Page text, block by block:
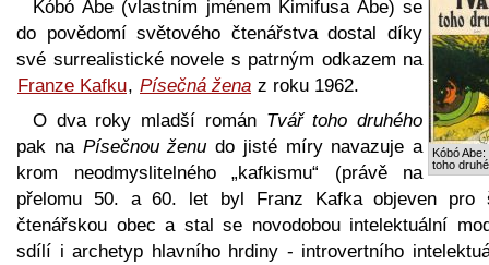
Kóbó
toho
Kóbó Abe (vlastním jménem Kimifusa Abe) se
do povědomí světového čtenářstva dostal díky
své surrealistické novele s patrným odkazem na
Franze Kafku, Písečná žena z roku 1962.
O dva roky mladší román Tvář toho druhého
pak na Písečnou ženu do jisté míry navazuje a
krom neodmyslitelného „kafkismu“ (právě na
přelomu 50. a 60. let byl Franz Kafka objeven pro
čtenářskou obec a stal se novodobou intelektuální
sdílí i archetyp hlavního hrdiny - introvertního